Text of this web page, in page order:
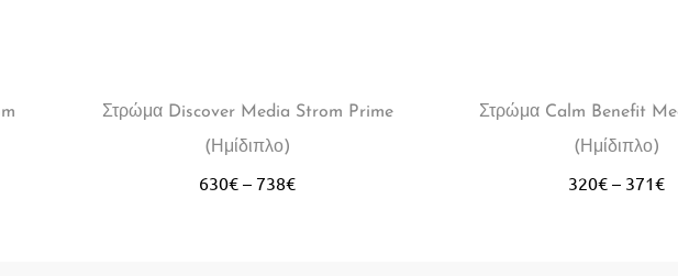
Στρώμα Discover Media Strom Prime
(Ημίδιπλο)
630€ – 738€
Στρώμα Calm Benefit
(Ημίδιπλο)
320€ – 371€